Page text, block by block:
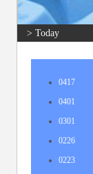
> Today
0417
0401
0301
0226
0223